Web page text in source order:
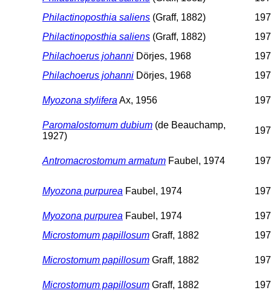
Philactinoposthia saliens (Graff, 1882)
Philactinoposthia saliens (Graff, 1882)
Philachoerus johanni Dörjes, 1968
Philachoerus johanni Dörjes, 1968
Myozona stylifera Ax, 1956
Paromalostomum dubium (de Beauchamp,
1927)
Antromacrostomum armatum Faubel, 1974
Myozona purpurea Faubel, 1974
Myozona purpurea Faubel, 1974
Microstomum papillosum Graff, 1882
Microstomum papillosum Graff, 1882
Microstomum papillosum Graff, 1882